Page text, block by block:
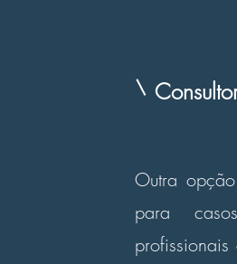
Outra
para